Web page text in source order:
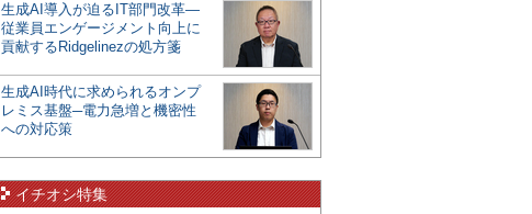
生成AI導入が迫るIT部門改革―
従業員エンゲージメント向上に
貢献するRidgelinezの処方箋
生成AI時代に求められるオンプ
レミス基盤─電力急増と機密性
への対応策
イチオシ特集